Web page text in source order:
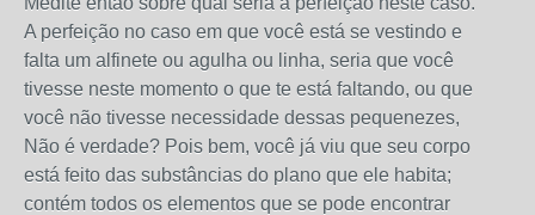
A perfeição no caso em que você está se vestindo e
falta um alfinete ou agulha ou linha, seria que você
tivesse neste momento o que te está faltando, ou que
você não tivesse necessidade dessas pequenezes,
Não é verdade? Pois bem, você já viu que seu corpo
está feito das substâncias do plano que ele habita;
contém todos os elementos que se pode encontrar